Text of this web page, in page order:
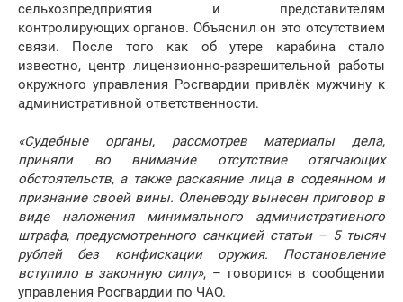
сельхозпредприятия и представителям
контролирующих органов. Объяснил он это отсутствием
связи. После того как об утере карабина стало
известно, центр лицензионно-разрешительной работы
окружного управления Росгвардии привлёк мужчину к
административной ответственности.
«Судебные органы, рассмотрев материалы дела,
приняли во внимание отсутствие отягчающих
обстоятельств, а также раскаяние лица в содеянном и
признание своей вины. Оленеводу вынесен приговор в
виде наложения минимального административного
штрафа, предусмотренного санкцией статьи – 5 тысяч
рублей без конфискации оружия. Постановление
вступило в законную силу», – говорится в сообщении
управления Росгвардии по ЧАО.